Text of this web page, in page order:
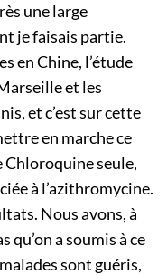
une large
je faisais partie.
en Chine, l’étude
et les
et c’est sur cette
en marche ce
Chloroquine seule,
à l’azithromycine.
Nous avons, à
qu’on a soumis à ce
sont guéris,